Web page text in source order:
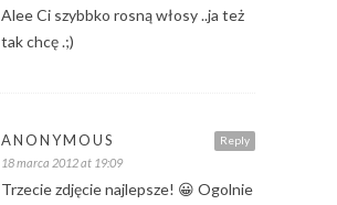
Alee Ci szybbko rosną włosy ..ja też
tak chcę .;)
Reply
ANONYMOUS
18 marca 2012 at 19:09
Trzecie zdjęcie najlepsze! 😀 Ogolnie